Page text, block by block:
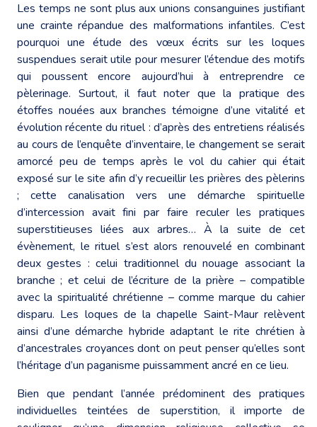
Les temps ne sont plus aux unions consanguines justifiant
une crainte répandue des malformations infantiles. C’est
pourquoi une étude des vœux écrits sur les loques
suspendues serait utile pour mesurer l’étendue des motifs
qui poussent encore aujourd’hui à entreprendre ce
pèlerinage. Surtout, il faut noter que la pratique des
étoffes nouées aux branches témoigne d’une vitalité et
évolution récente du rituel : d’après des entretiens réalisés
au cours de l’enquête d’inventaire, le changement se serait
amorcé peu de temps après le vol du cahier qui était
exposé sur le site afin d’y recueillir les prières des pèlerins
; cette canalisation vers une démarche spirituelle
d’intercession avait fini par faire reculer les pratiques
superstitieuses liées aux arbres… À la suite de cet
évènement, le rituel s’est alors renouvelé en combinant
deux gestes : celui traditionnel du nouage associant la
branche ; et celui de l’écriture de la prière – compatible
avec la spiritualité chrétienne – comme marque du cahier
disparu. Les loques de la chapelle Saint-Maur relèvent
ainsi d’une démarche hybride adaptant le rite chrétien à
d’ancestrales croyances dont on peut penser qu’elles sont
l’héritage d’un paganisme puissamment ancré en ce lieu.
Bien que pendant l’année prédominent des pratiques
individuelles teintées de superstition, il importe de